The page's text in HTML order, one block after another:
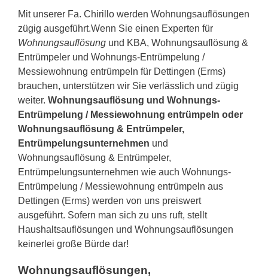
Mit unserer Fa. Chirillo werden Wohnungsauflösungen
zügig ausgeführt.Wenn Sie einen Experten für
Wohnungsauflösung und KBA, Wohnungsauflösung &
Entrümpeler und Wohnungs-Entrümpelung /
Messiewohnung entrümpeln für Dettingen (Erms)
brauchen, unterstützen wir Sie verlässlich und zügig
weiter. Wohnungsauflösung und Wohnungs-
Entrümpelung / Messiewohnung entrümpeln oder
Wohnungsauflösung & Entrümpeler,
Entrümpelungsunternehmen und
Wohnungsauflösung & Entrümpeler,
Entrümpelungsunternehmen wie auch Wohnungs-
Entrümpelung / Messiewohnung entrümpeln aus
Dettingen (Erms) werden von uns preiswert
ausgeführt. Sofern man sich zu uns ruft, stellt
Haushaltsauflösungen und Wohnungsauflösungen
keinerlei große Bürde dar!
Wohnungsauflösungen,